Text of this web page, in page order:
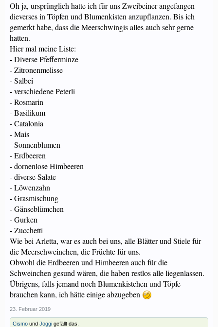
Oh ja, ursprünglich hatte ich für uns Zweibeiner angefangen
dieverses in Töpfen und Blumenkisten anzupflanzen. Bis ich
gemerkt habe, dass die Meerschwingis alles auch sehr gerne
hatten.
Hier mal meine Liste:
- Diverse Pfefferminze
- Zitronenmelisse
- Salbei
- verschiedene Peterli
- Rosmarin
- Basilikum
- Catalonia
- Mais
- Sonnenblumen
- Erdbeeren
- dornenlose Himbeeren
- diverse Salate
- Löwenzahn
- Grasmischung
- Gänseblümchen
- Gurken
- Zucchetti
Wie bei Arletta, war es auch bei uns, alle Blätter und Stiele für
die Meerschweinchen, die Früchte für uns.
Obwohl die Erdbeeren und Himbeeren auch für die
Schweinchen gesund wären, die haben restlos alle liegenlassen.
Übrigens, falls jemand noch Blumenkistchen und Töpfe
brauchen kann, ich hätte einige abzugeben
23. Februar 2019
Cismo und Joggi gefällt das.